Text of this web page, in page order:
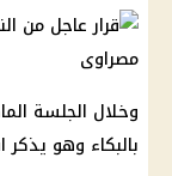
وخلال الجلسة
بالبكاء وهو يذكر